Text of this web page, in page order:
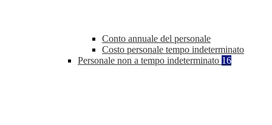
Conto annuale del personale
Costo personale tempo indeterminato
Personale non a tempo indeterminato 16